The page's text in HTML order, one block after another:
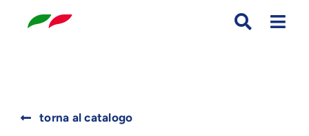
torna al catalogo
for: